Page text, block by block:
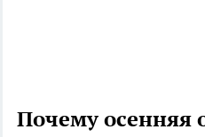
Почему осенняя